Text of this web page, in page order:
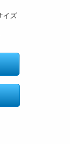
イズ